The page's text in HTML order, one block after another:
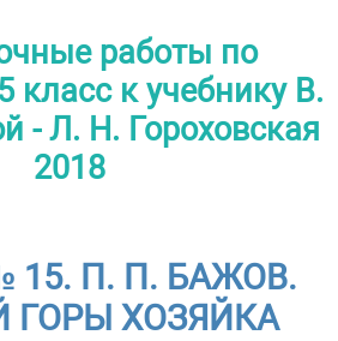
работы по
класс к учебнику В.
- Л. Н. Гороховская
2018
15. П. П. БАЖОВ.
ГОРЫ ХОЗЯЙКА